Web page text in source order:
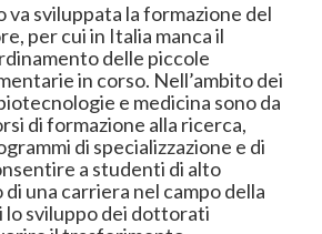
va sviluppata la formazione del
per cui in Italia manca il
delle piccole
in corso. Nell’ambito dei
e medicina sono da
di formazione alla ricerca,
di specializzazione e di
a studenti di alto
di una carriera nel campo della
lo sviluppo dei dottorati